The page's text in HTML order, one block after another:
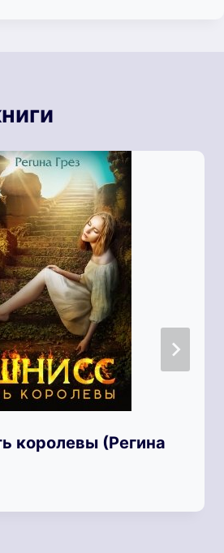
королевы (Регина